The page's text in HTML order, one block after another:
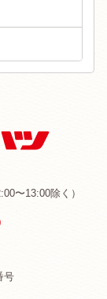
〜13:00除く）
号